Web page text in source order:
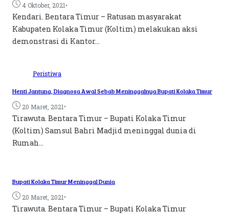
4 Oktober, 2021•
Kendari. Bentara Timur – Ratusan masyarakat
Kabupaten Kolaka Timur (Koltim) melakukan aksi
demonstrasi di Kantor...
Peristiwa
Henti Jantung, Diagnosa Awal Sebab Meninggalnya Bupati Kolaka Timur
20 Maret, 2021•
Tirawuta. Bentara Timur – Bupati Kolaka Timur
(Koltim) Samsul Bahri Madjid meninggal dunia di
Rumah...
Bupati Kolaka Timur Meninggal Dunia
20 Maret, 2021•
Tirawuta. Bentara Timur – Bupati Kolaka Timur